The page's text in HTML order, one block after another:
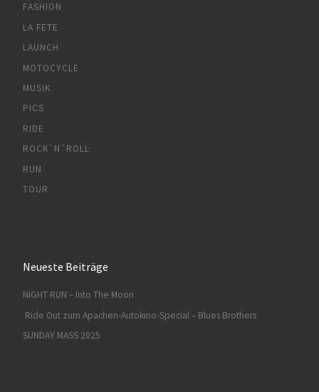
FASHION
LA FETE
LAUNCH
MOTOCYCLE
MUSIK
PICS
RIDE
ROCK`N`ROLL
RUN
TOUR
Neueste Beiträge
NIGHT RUN – Into The Moon
Ride Out zum Apachen-Autokino-Special – Blues Brothers
SUNDAY MASS 2025